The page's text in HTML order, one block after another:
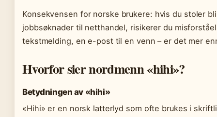
Konsekvensen for norske brukere: hvis du stoler
jobbsøknader til netthandel, risikerer du
tekstmelding, en e-post til en venn – er det mer
Hvorfor sier nordmenn «hihi»?
Betydningen av «hihi»
«Hihi» er en norsk latterlyd som ofte brukes i